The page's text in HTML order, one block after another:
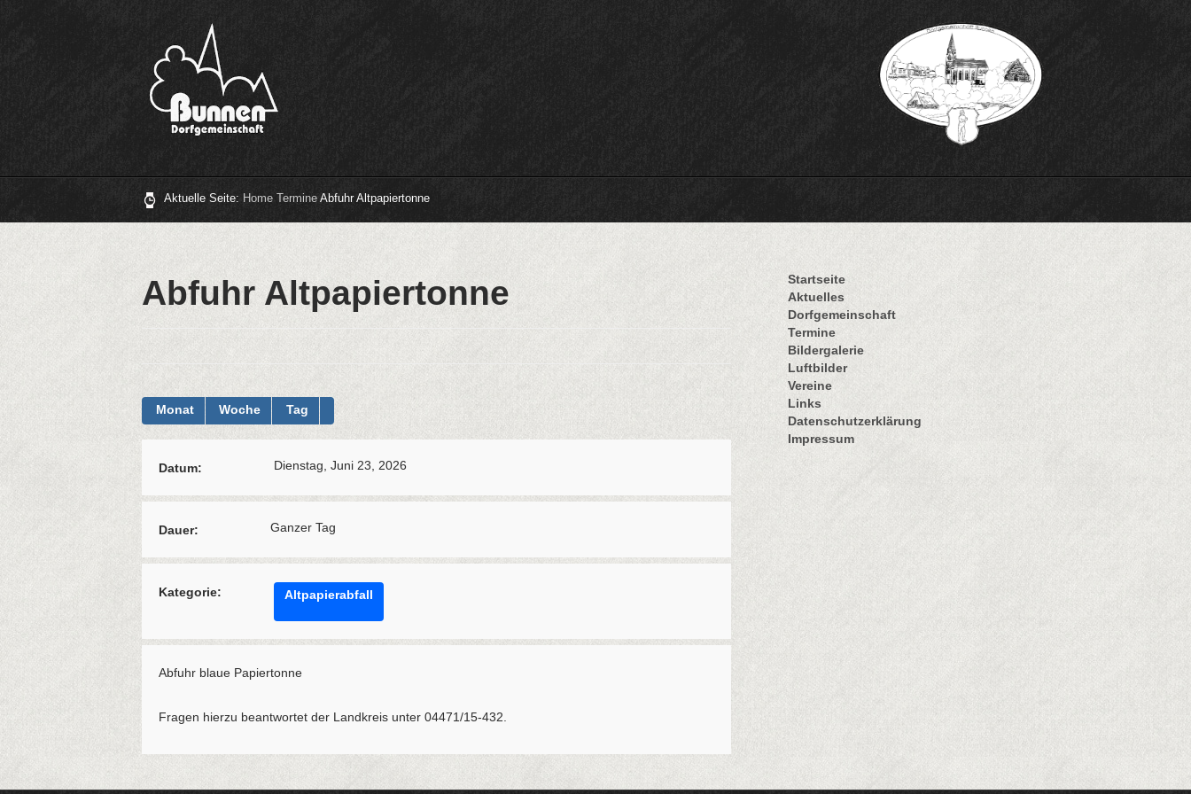
Aktuelle Seite: Home Termine Abfuhr Altpapiertonne
Abfuhr Altpapiertonne
Monat Woche Tag
Datum: Dienstag, Juni 23, 2026
Dauer: Ganzer Tag
Kategorie: Altpapierabfall
Abfuhr blaue Papiertonne
Fragen hierzu beantwortet der Landkreis unter 04471/15-432.
Startseite
Aktuelles
Dorfgemeinschaft
Termine
Bildergalerie
Luftbilder
Vereine
Links
Datenschutzerklärung
Impressum